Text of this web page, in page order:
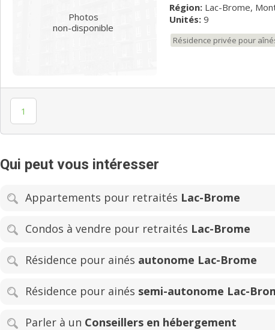
Photos
non-disponible
Région: Lac-Brome,
Unités:9
Résidence privée pour
1
Qui peut vous intéresser
Appartements pour retraités Lac-Brome
Condos à vendre pour retraités Lac-Brome
Résidence pour ainés autonome Lac-Brome
Résidence pour ainés semi-autonome Lac-
Parler à un Conseillers en hébergement